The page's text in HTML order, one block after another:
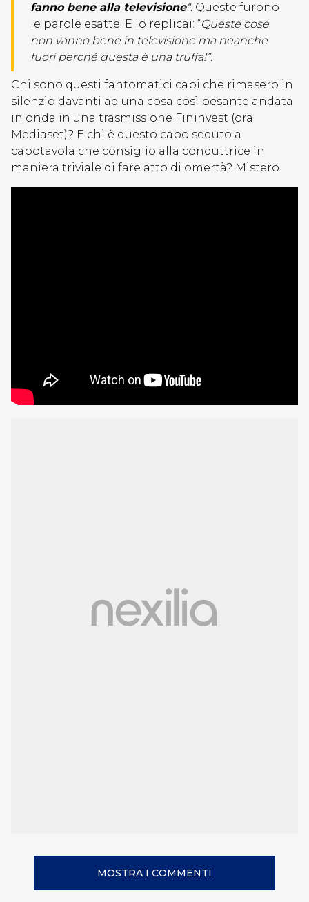
fanno bene alla televisione“. Queste furono
le parole esatte. E io replicai: “Queste cose
non vanno bene in televisione ma neanche
fuori perché questa è una truffa!”.
Chi sono questi fantomatici capi che rimasero in
silenzio davanti ad una cosa così pesante andata
in onda in una trasmissione Fininvest (ora
Mediaset)? E chi è questo capo seduto a
capotavola che consiglio alla conduttrice in
maniera triviale di fare atto di omertà? Mistero.
MOSTRA I COMMENTI